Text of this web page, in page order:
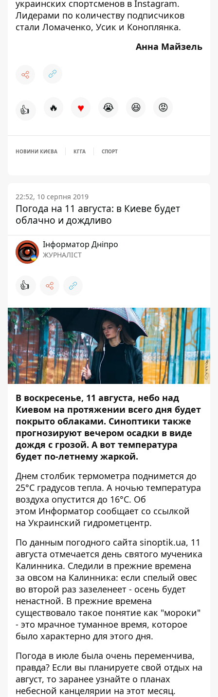
украинских спортсменов в Instagram.
Лидерами по количеству подписчиков
стали Ломаченко, Усик и Коноплянка.
Анна Майзель
👍 🔥 ♥ 😭 😆 😡
НОВИНИ КИЄВА КГГА СПОРТ
22:52, 10 серпня 2019
Погода на 11 августа: в Киеве будет
облачно и дождливо
Інформатор Дніпро
ЖУРНАЛІСТ
👍
В воскресенье, 11 августа, небо над
Киевом на протяжении всего дня будет
покрыто облаками. Синоптики также
прогнозируют вечером осадки в виде
дождя с грозой. А вот температура
будет по-летнему жаркой.
Днем столбик термометра поднимется до
25°C градусов тепла. А ночью температура
воздуха опустится до 16°C. Об
этом Информатор сообщает со ссылкой
на Украинский гидрометцентр.
По данным погодного сайта sinoptik.ua, 11
августа отмечается день святого мученика
Калинника. Следили в прежние времена
за овсом на Калинника: если спелый овес
во второй раз зазеленеет - осень будет
ненастной. В прежние времена
существовало такое понятие как "мороки"
- это мрачное туманное время, которое
было характерно для этого дня.
Погода в июле была очень переменчива,
правда? Если вы планируете свой отдых на
август, то заранее узнайте о планах
небесной канцелярии на этот месяц.